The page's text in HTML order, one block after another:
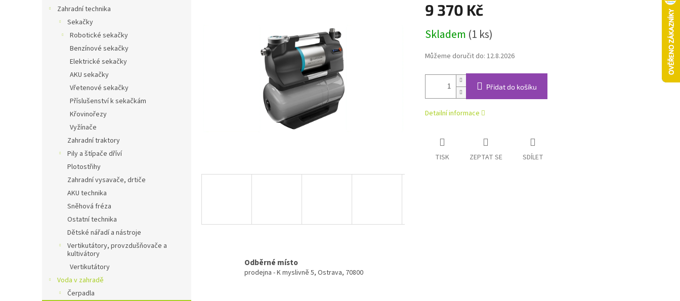
Zahradní technika
Sekačky
Robotické sekačky
Benzínové sekačky
Elektrické sekačky
AKU sekačky
Vřetenové sekačky
Příslušenství k sekačkám
Křovinořezy
Vyžínače
Zahradní traktory
Pily a štípače dříví
Plotostřihy
Zahradní vysavače, drtiče
AKU technika
Sněhová fréza
Ostatní technika
Dětské nářadí a nástroje
Vertikutátory, provzdušňovače a
kultivátory
Vertikutátory
Voda v zahradě
Čerpadla
9 370 Kč
cena:
Skladem (1 ks)
Můžeme doručit do: 12.8.2026
Přidat do košíku
Detailní informace
TISK ZEPTAT SE SDÍLET
Odběrné místo
prodejna - K myslivně 5, Ostrava, 70800